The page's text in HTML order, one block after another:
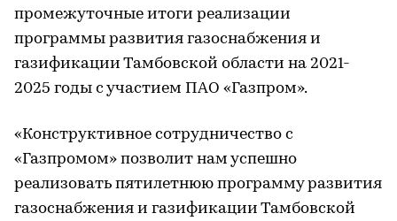
промежуточные итоги реализации
программы развития газоснабжения и
газификации Тамбовской области на 2021-
2025 годы с участием ПАО «Газпром».
«Конструктивное сотрудничество с
«Газпромом» позволит нам успешно
реализовать пятилетнюю программу развития
газоснабжения и газификации Тамбовской